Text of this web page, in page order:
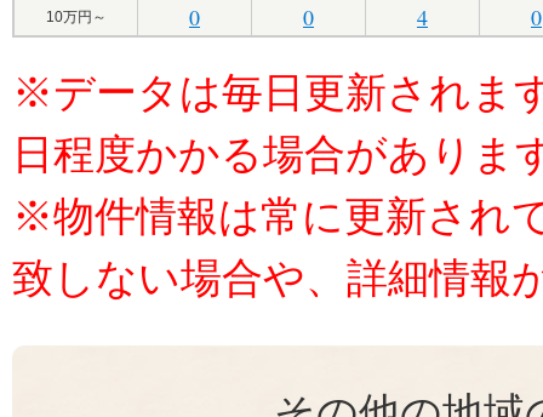
10万円～ 0 0 4 0
※データは毎日更新されま
日程度かかる場合がありま
※物件情報は常に更新され
致しない場合や、詳細情報